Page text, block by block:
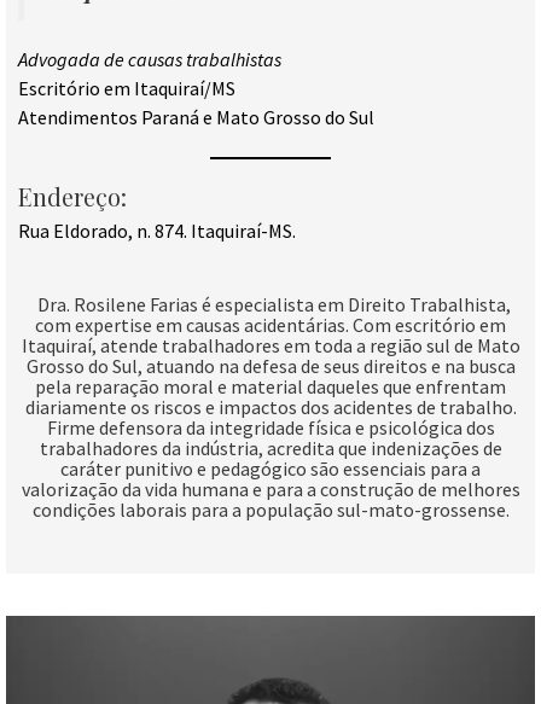
Advogada de causas trabalhistas
Escritório em Itaquiraí/MS
Atendimentos Paraná e Mato Grosso do Sul
Endereço:
Rua Eldorado, n. 874. Itaquiraí-MS.
Dra. Rosilene Farias é especialista em Direito Trabalhista,
com expertise em causas acidentárias. Com escritório em
Itaquiraí, atende trabalhadores em toda a região sul de Mato
Grosso do Sul, atuando na defesa de seus direitos e na busca
pela reparação moral e material daqueles que enfrentam
diariamente os riscos e impactos dos acidentes de trabalho.
Firme defensora da integridade física e psicológica dos
trabalhadores da indústria, acredita que indenizações de
caráter punitivo e pedagógico são essenciais para a
valorização da vida humana e para a construção de melhores
condições laborais para a população sul-mato-grossense.